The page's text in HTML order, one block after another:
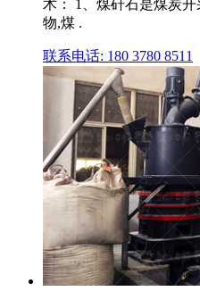
术： 1、煤矸石是煤炭
物,煤 .
联系电话: 180 3780 8511